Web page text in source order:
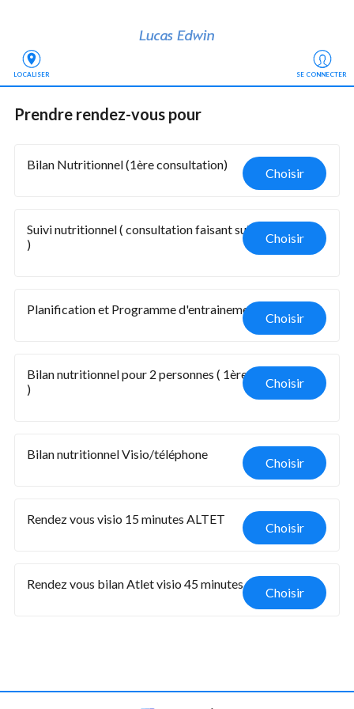
LOCALISER SE CONNECTER
Prendre rendez-vous pour
Choisir
Bilan Nutritionnel (1ère consultation)
Choisir
Suivi nutritionnel ( consultation faisant suite à un bilan
)
Choisir
Planification et Programme d'entrainement
Choisir
Bilan nutritionnel pour 2 personnes ( 1ère consultation
)
Choisir
Bilan nutritionnel Visio/téléphone
Choisir
Rendez vous visio 15 minutes ALTET
Choisir
Rendez vous bilan Atlet visio 45 minutes